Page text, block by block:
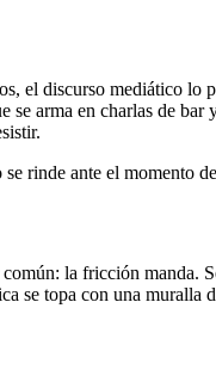
el discurso mediático lo
arma en charlas de
rinde ante el momento
la fricción manda.
se topa con una muralla